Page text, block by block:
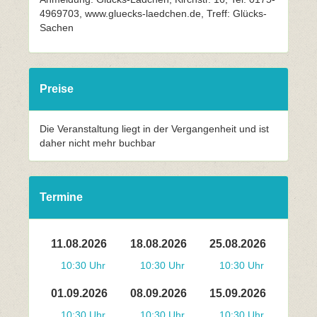
4969703, www.gluecks-laedchen.de, Treff: Glücks-
Sachen
Preise
Die Veranstaltung liegt in der Vergangenheit und ist
daher nicht mehr buchbar
Termine
11.08.2026
10:30 Uhr
18.08.2026
10:30 Uhr
25.08.2026
10:30 Uhr
01.09.2026 08.09.2026 15.09.2026